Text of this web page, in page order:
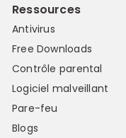
Ressources
Antivirus
Free Downloads
Contrôle parental
Logiciel malveillant
Pare-feu
Blogs